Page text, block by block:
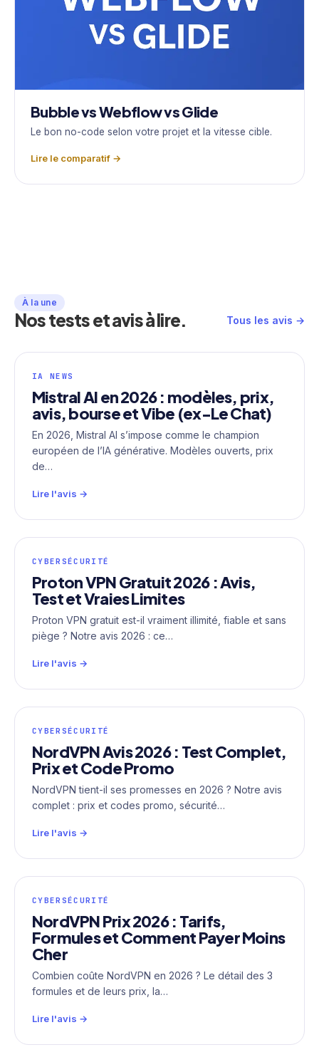
Bubble vs Webflow vs Glide
Le bon no-code selon votre projet et la vitesse cible.
Lire le comparatif →
À la une
Nos tests et avis à lire. Tous les avis →
IA NEWS
Mistral AI en 2026 : modèles, prix,
avis, bourse et Vibe (ex-Le Chat)
En 2026, Mistral AI s’impose comme le champion
européen de l’IA générative. Modèles ouverts, prix
de…
Lire l'avis →
CYBERSÉCURITÉ
Proton VPN Gratuit 2026 : Avis,
Test et Vraies Limites
Proton VPN gratuit est-il vraiment illimité, fiable et sans
piège ? Notre avis 2026 : ce…
Lire l'avis →
CYBERSÉCURITÉ
NordVPN Avis 2026 : Test Complet,
Prix et Code Promo
NordVPN tient-il ses promesses en 2026 ? Notre avis
complet : prix et codes promo, sécurité…
Lire l'avis →
CYBERSÉCURITÉ
NordVPN Prix 2026 : Tarifs,
Formules et Comment Payer Moins
Cher
Combien coûte NordVPN en 2026 ? Le détail des 3
formules et de leurs prix, la…
Lire l'avis →